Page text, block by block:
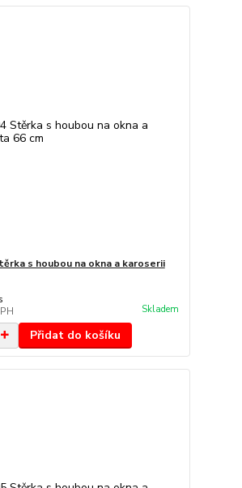
s houbou na okna a karoserii
Skladem
Přidat do košíku